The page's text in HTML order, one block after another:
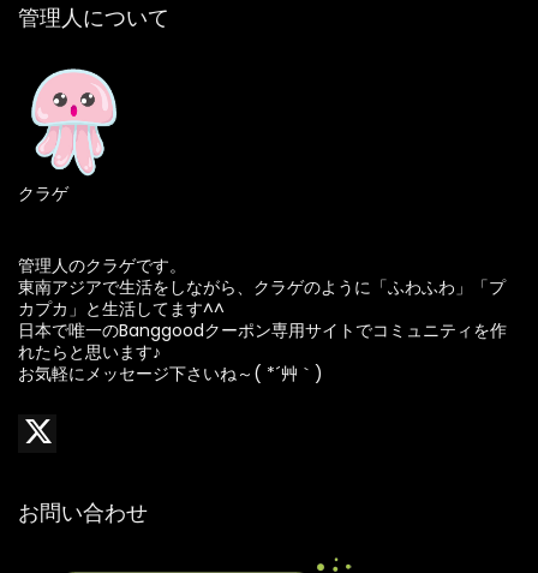
管理人について
クラゲ
管理人のクラゲです。
東南アジアで生活をしながら、クラゲのように「ふわふわ」「プ
カプカ」と生活してます^^
日本で唯一のBanggoodクーポン専用サイトでコミュニティを作
れたらと思います♪
お気軽にメッセージ下さいね～( *´艸｀)
お問い合わせ